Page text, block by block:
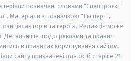
позначені словами "Спецпроєкт"
Матеріали з позначкою "Експерт",
авторів та героїв. Редакція може
Детальніше щодо реклами та правил
в правилах користування сайтом.
сайту призначені для осіб старше 21